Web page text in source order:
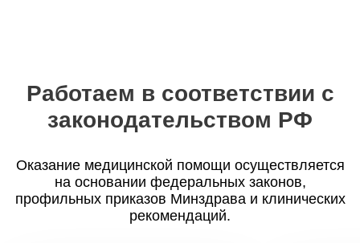
Работаем в соответствии с
законодательством РФ
Оказание медицинской помощи осуществляется
на основании федеральных законов,
профильных приказов Минздрава и клинических
рекомендаций.